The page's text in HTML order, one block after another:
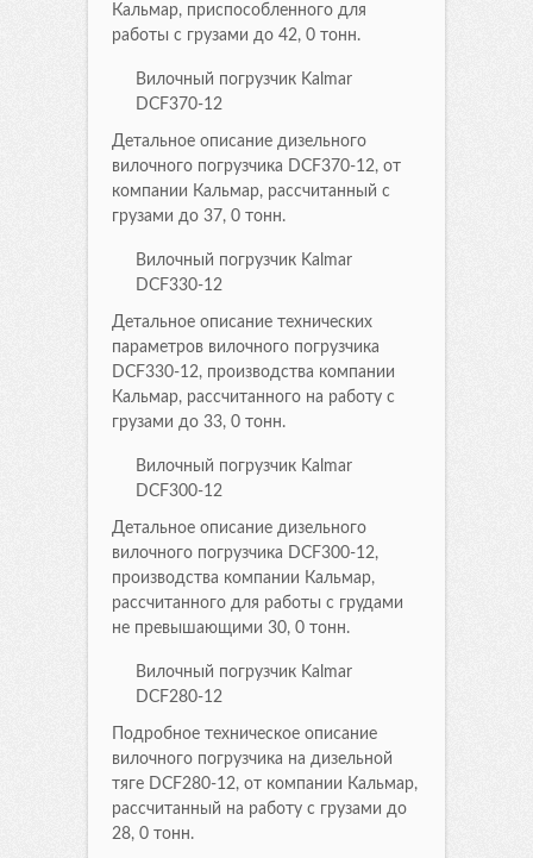
Кальмар, приспособленного для
работы с грузами до 42, 0 тонн.
Вилочный погрузчик Kalmar
DCF370-12
Детальное описание дизельного
вилочного погрузчика DCF370-12, от
компании Кальмар, рассчитанный с
грузами до 37, 0 тонн.
Вилочный погрузчик Kalmar
DCF330-12
Детальное описание технических
параметров вилочного погрузчика
DCF330-12, производства компании
Кальмар, рассчитанного на работу с
грузами до 33, 0 тонн.
Вилочный погрузчик Kalmar
DCF300-12
Детальное описание дизельного
вилочного погрузчика DCF300-12,
производства компании Кальмар,
рассчитанного для работы с грудами
не превышающими 30, 0 тонн.
Вилочный погрузчик Kalmar
DCF280-12
Подробное техническое описание
вилочного погрузчика на дизельной
тяге DCF280-12, от компании Кальмар,
рассчитанный на работу с грузами до
28, 0 тонн.